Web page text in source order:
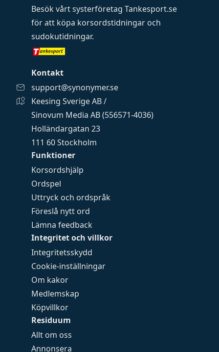
Funktioner
Korsordshjälp
Ordspel
Uttryck och ordspråk
Föreslå nytt ord
Lämna feedback
Integritet och villkor
Integritetsskydd
Cookie-inställningar
Om kakor
Medlemskap
Köpvillkor
Residuum
Allt om oss
Annonsera
Besök vårt systerföretag Tankesport.se
för att köpa korsordstidningar och
sudokutidningar.
Kontakt
support@synonymer.se
Keesing Sverige AB /
Sinovum Media AB (556571-4036)
Holländargatan 23
111 60 Stockholm